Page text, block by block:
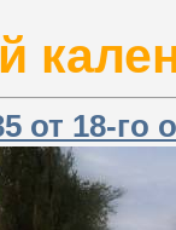
от 18-го